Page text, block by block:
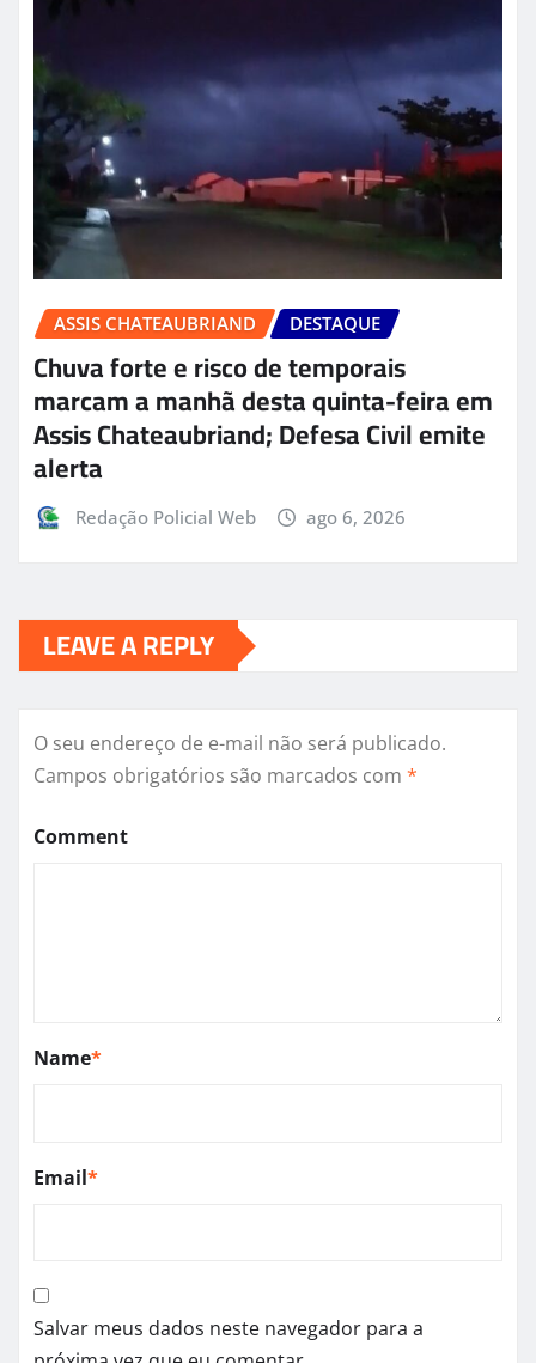
ASSIS CHATEAUBRIAND DESTAQUE
Chuva forte e risco de temporais
marcam a manhã desta quinta-feira em
Assis Chateaubriand; Defesa Civil emite
alerta
Redação Policial Web ago 6, 2026
LEAVE A REPLY
O seu endereço de e-mail não será publicado.
Campos obrigatórios são marcados com *
Comment
Name*
Email*
Salvar meus dados neste navegador para a